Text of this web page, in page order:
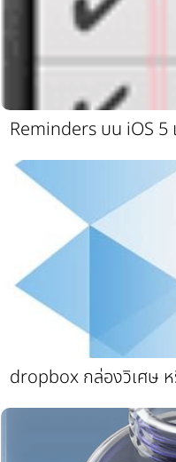
Reminders บน iOS 5
dropbox กล่องวิเศษ